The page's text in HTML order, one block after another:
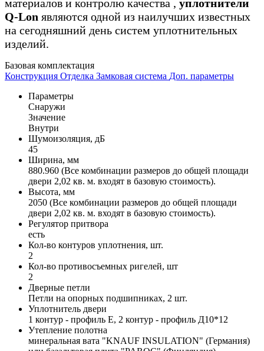
материалов и контролю качества , уплотнители
Q-Lon являются одной из наилучших известных
на сегодняшний день систем уплотнительных
изделий.
Базовая комплектация
Конструкция Отделка Замковая система Доп. параметры
Параметры
Снаружи
Значение
Внутри
Шумоизоляция, дБ
45
Ширина, мм
880.960 (Все комбинации размеров до общей площади
двери 2,02 кв. м. входят в базовую стоимость).
Высота, мм
2050 (Все комбинации размеров до общей площади
двери 2,02 кв. м. входят в базовую стоимость).
Регулятор притвора
есть
Кол-во контуров уплотнения, шт.
2
Кол-во противосъемных ригелей, шт
2
Дверные петли
Петли на опорных подшипниках, 2 шт.
Уплотнитель двери
1 контур - профиль Е, 2 контур - профиль Д10*12
Утепление полотна
минеральная вата "KNAUF INSULATION" (Германия)